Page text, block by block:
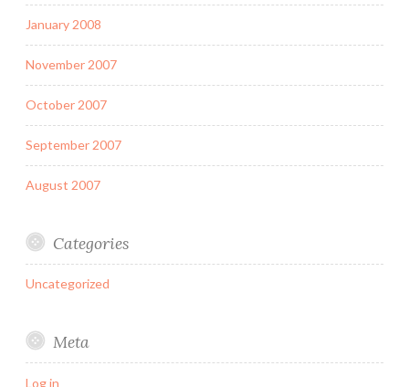
January 2008
November 2007
October 2007
September 2007
August 2007
Categories
Uncategorized
Meta
Log in